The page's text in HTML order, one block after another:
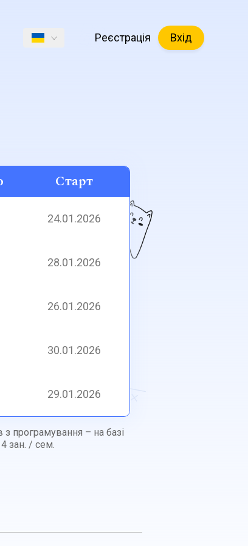
Реєстрація Вхід
Старт
24.01.2026
28.01.2026
26.01.2026
30.01.2026
29.01.2026
з програмування – на базі
зан. / сем.